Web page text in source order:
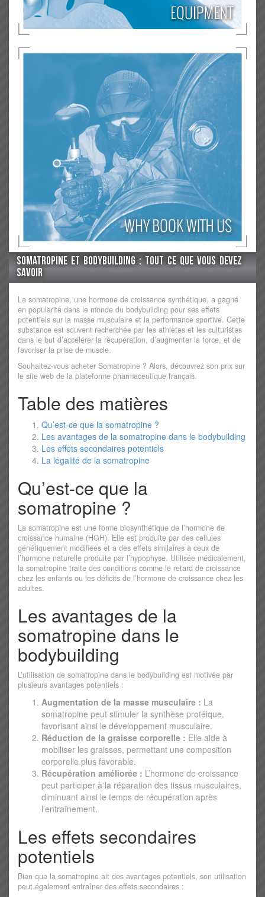
Somatropine et Bodybuilding : Tout ce que vous devez
savoir
La somatropine, une hormone de croissance synthétique, a gagné
en popularité dans le monde du bodybuilding pour ses effets
potentiels sur la masse musculaire et la performance sportive. Cette
substance est souvent recherchée par les athlètes et les culturistes
dans le but d’accélérer la récupération, d’augmenter la force, et de
favoriser la prise de muscle.
Souhaitez-vous acheter Somatropine ? Alors, découvrez son prix sur
le site web de la plateforme pharmaceutique français.
Table des matières
Qu’est-ce que la somatropine ?
Les avantages de la somatropine dans le bodybuilding
Les effets secondaires potentiels
La légalité de la somatropine
Qu’est-ce que la
somatropine ?
La somatropine est une forme biosynthétique de l’hormone de
croissance humaine (HGH). Elle est produite par des cellules
génétiquement modifiées et a des effets similaires à ceux de
l’hormone naturelle produite par l’hypophyse. Utilisée médicalement,
la somatropine traite des conditions comme le retard de croissance
chez les enfants ou les déficits de l’hormone de croissance chez les
adultes.
Les avantages de la
somatropine dans le
bodybuilding
L’utilisation de somatropine dans le bodybuilding est motivée par
plusieurs avantages potentiels :
Augmentation de la masse musculaire : La
somatropine peut stimuler la synthèse protéique,
favorisant ainsi le développement musculaire.
Réduction de la graisse corporelle : Elle aide à
mobiliser les graisses, permettant une composition
corporelle plus favorable.
Récupération améliorée : L’hormone de croissance
peut participer à la réparation des tissus musculaires,
diminuant ainsi le temps de récupération après
l’entraînement.
Les effets secondaires
potentiels
Bien que la somatropine ait des avantages potentiels, son utilisation
peut également entraîner des effets secondaires :